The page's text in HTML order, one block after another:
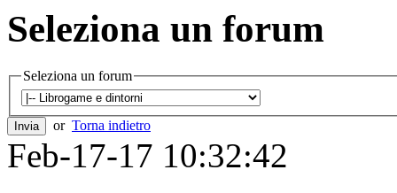
Seleziona un forum
Seleziona un forum
or Torna indietro
Feb-17-17 10:32:42